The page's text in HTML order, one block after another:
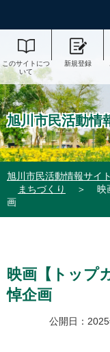
このサイトにつ
いて
新規登録
旭川市民活動
旭川市民活動情報サイ
まちづくり
＞
映
画
映画【トップ
悼企画
公開日：